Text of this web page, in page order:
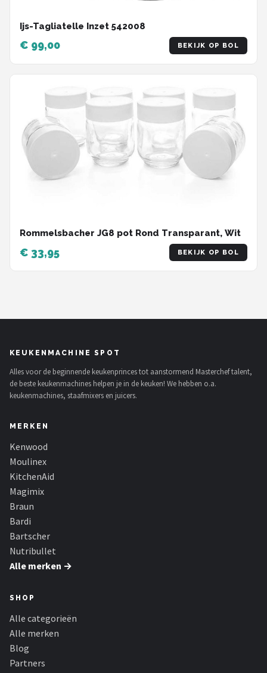
Ijs-Tagliatelle Inzet 542008
€ 99,00 BEKIJK OP BOL
Rommelsbacher JG8 pot Rond Transparant, Wit
€ 33,95 BEKIJK OP BOL
KEUKENMACHINE SPOT
Alles voor de beginnende keukenprinces tot aanstormend Masterchef talent,
de beste keukenmachines helpen je in de keuken! We hebben o.a.
keukenmachines, staafmixers en juicers.
MERKEN
Kenwood
Moulinex
KitchenAid
Magimix
Braun
Bardi
Bartscher
Nutribullet
Alle merken →
SHOP
Alle categorieën
Alle merken
Blog
Partners